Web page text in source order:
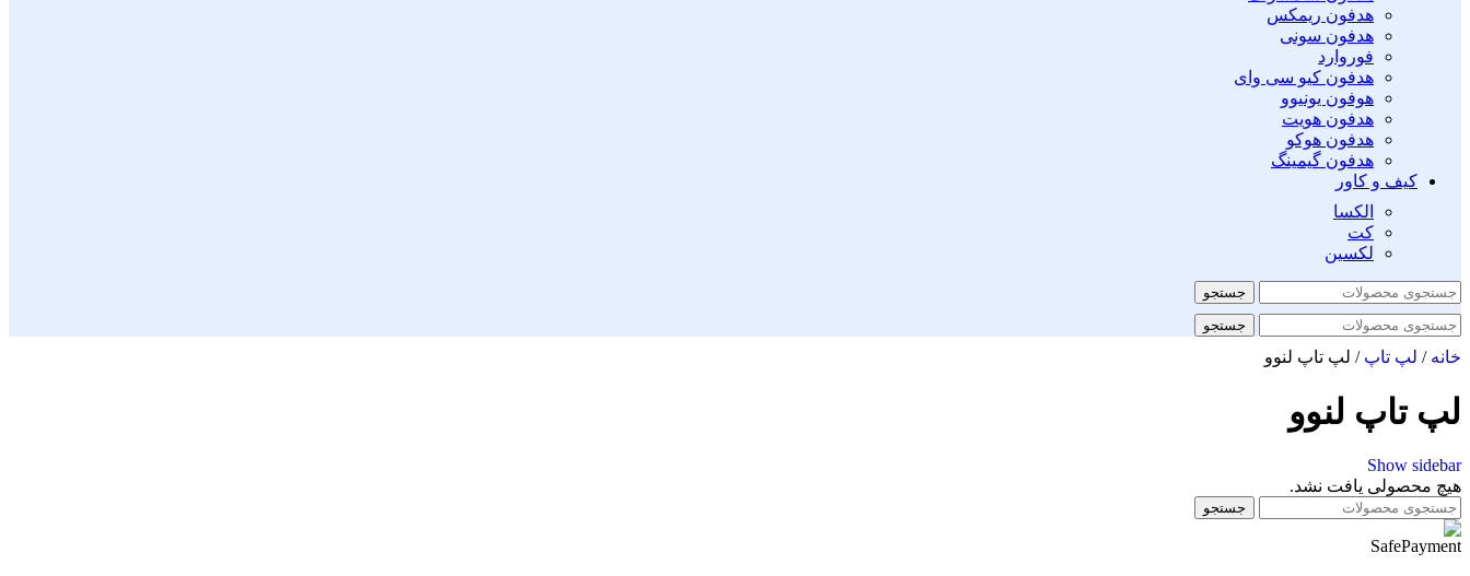
هدفون ریمکس
هدفون سونی
فوروارد
هدفون کیو سی وای
هوفون یونیوو
هدفون هویت
هدفون هوکو
هدفون گیمینگ
کیف و کاور
الکسا
کت
لکسین
جستجو
جستجو
خانه/ لپ تاپ/ لپ تاپ لنوو
لپ تاپ لنوو
Show sidebar
هیچ محصولی یافت نشد.
جستجو